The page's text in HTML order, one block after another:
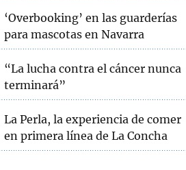
‘Overbooking’ en las guarderías
para mascotas en Navarra
“La lucha contra el cáncer nunca
terminará”
La Perla, la experiencia de comer
en primera línea de La Concha